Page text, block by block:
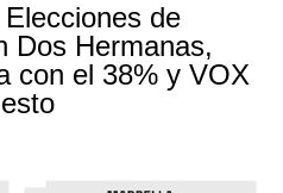
de
Dos Hermanas,
con el 38% y VOX